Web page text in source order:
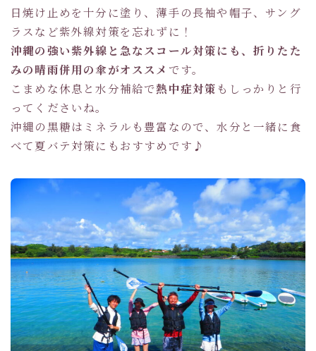
日焼け止めを十分に塗り、薄手の長袖や帽子、サング
ラスなど紫外線対策を忘れずに！
沖縄の強い紫外線と急なスコール対策にも、折りたた
みの晴雨併用の傘がオススメ です。
こまめな休息と水分補給で熱中症対策 もしっかりと行
ってくださいね。
沖縄の黒糖はミネラルも豊富なので、水分と一緒に食
べて夏バテ対策にもおすすめです♪